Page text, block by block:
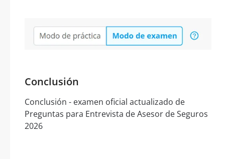
Conclusión
Conclusión - examen oficial actualizado de
Preguntas para Entrevista de Asesor de Seguros
2026